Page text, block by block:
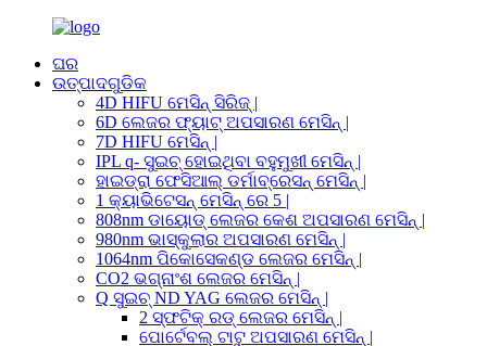
ଘର
ଉତ୍ପାଦଗୁଡିକ
4D HIFU ମେସିନ୍ ସିରିଜ୍ |
6D ଲେଜର ଫ୍ୟାଟ୍ ଅପସାରଣ ମେସିନ୍ |
7D HIFU ମେସିନ୍ |
IPL q- ସୁଇଚ୍ ହୋଇଥିବା ବହୁମୁଖୀ ମେସିନ୍ |
ହାଇଡ୍ରା ଫେସିଆଲ୍ ଡର୍ମାବ୍ରେସନ୍ ମେସିନ୍ |
1 କ୍ୟାଭିଟେସନ୍ ମେସିନ୍ ରେ 5 |
808nm ଡାୟୋଡ୍ ଲେଜର କେଶ ଅପସାରଣ ମେସିନ୍ |
980nm ଭାସ୍କୁଲାର ଅପସାରଣ ମେସିନ୍ |
1064nm ପିକୋସେକଣ୍ଡ ଲେଜର ମେସିନ୍ |
CO2 ଭଗ୍ନାଂଶ ଲେଜର ମେସିନ୍ |
Q ସୁଇଚ୍ ND YAG ଲେଜର ମେସିନ୍ |
2 ସ୍ଫଟିକ୍ ରଡ୍ ଲେଜର ମେସିନ୍ |
ପୋର୍ଟେବଲ୍ ଟାଟୁ ଅପସାରଣ ମେସିନ୍ |